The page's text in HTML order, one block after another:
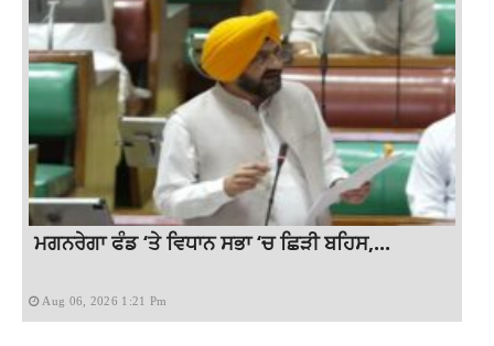
ਮਗਨਰੇਗਾ ਫੰਡ ‘ਤੇ ਵਿਧਾਨ ਸਭਾ ‘ਚ ਛਿੜੀ ਬਹਿਸ,...
Aug 06, 2026 1:21 Pm